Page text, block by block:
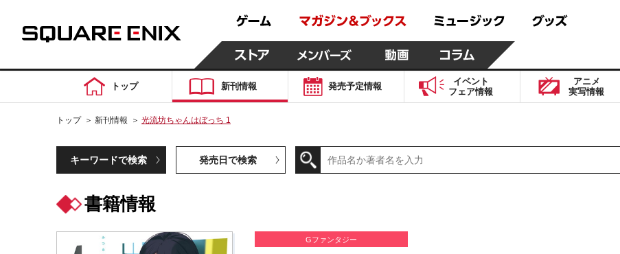
トップ 新刊情報 発売予定情報
イベント
フェア情報
アニメ
実写情報
トップ ＞ 新刊情報 ＞ 光流坊ちゃんはぼっち 1
キーワードで検索 発売日で検索
書籍情報
Gファンタジー